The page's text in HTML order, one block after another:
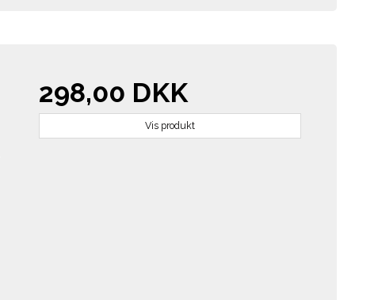
298,00 DKK
Vis produkt